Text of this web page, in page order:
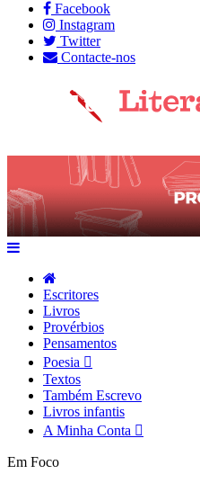
Facebook
Instagram
Twitter
Contacte-nos
Escritores
Livros
Provérbios
Pensamentos
Poesia
Textos
Também Escrevo
Livros infantis
A Minha Conta
Em Foco